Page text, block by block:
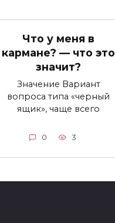
Что у меня в
кармане? — что это
значит?
Значение Вариант
вопроса типа «черный
ящик», чаще всего
0 3